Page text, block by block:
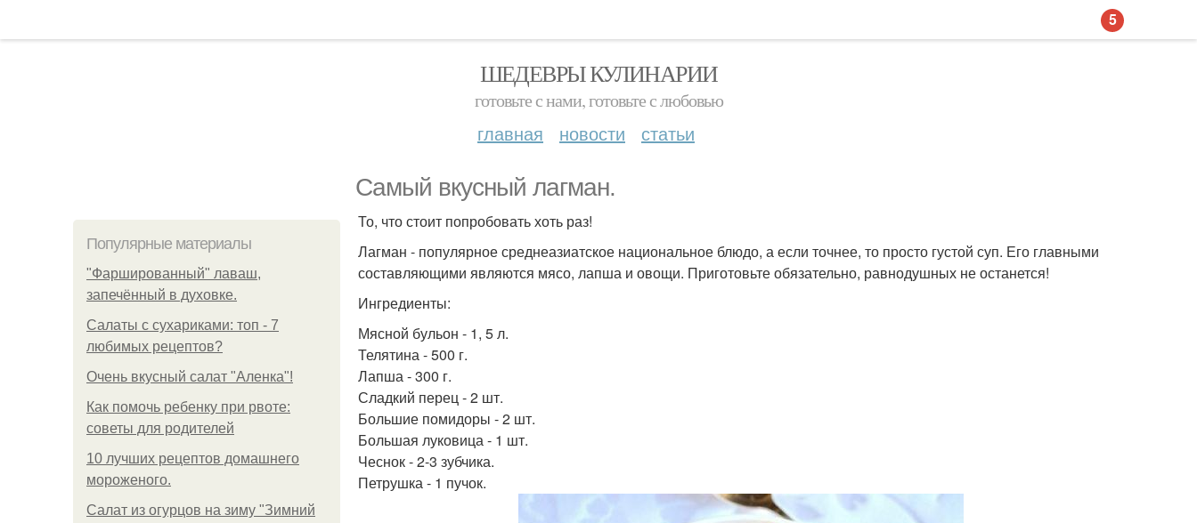
ШЕДЕВРЫ КУЛИНАРИИ
готовьте с нами, готовьте с любовью
главная новости статьи
Самый вкусный лагман.
Популярные материалы
"Фаршированный" лаваш,
запечённый в духовке.
Салаты с сухариками: топ - 7
любимых рецептов?
Очень вкусный салат "Аленка"!
Как помочь ребенку при рвоте:
советы для родителей
10 лучших рецептов домашнего
мороженого.
Салат из огурцов на зиму "Зимний
То, что стоит попробовать хоть раз!
Лагман - популярное среднеазиатское национальное блюдо, а если точнее, то просто густой суп. Его главными
составляющими являются мясо, лапша и овощи. Приготовьте обязательно, равнодушных не останется!
Ингредиенты:
Мясной бульон - 1, 5 л.
Телятина - 500 г.
Лапша - 300 г.
Сладкий перец - 2 шт.
Большие помидоры - 2 шт.
Большая луковица - 1 шт.
Чеснок - 2-3 зубчика.
Петрушка - 1 пучок.
5